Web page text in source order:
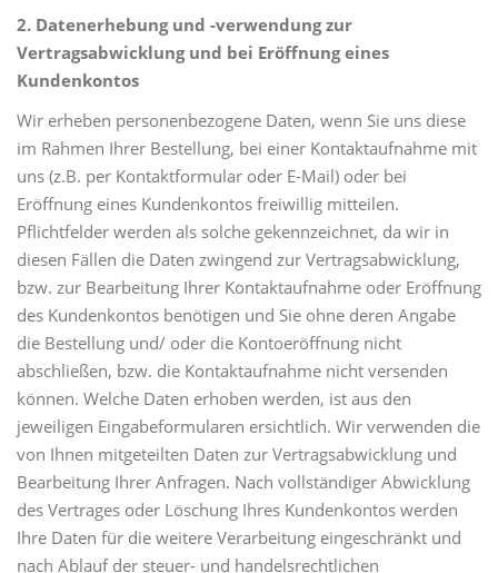
2. Datenerhebung und -verwendung zur
Vertragsabwicklung und bei Eröffnung eines
Kundenkontos
Wir erheben personenbezogene Daten, wenn Sie uns diese
im Rahmen Ihrer Bestellung, bei einer Kontaktaufnahme mit
uns (z.B. per Kontaktformular oder E-Mail) oder bei
Eröffnung eines Kundenkontos freiwillig mitteilen.
Pflichtfelder werden als solche gekennzeichnet, da wir in
diesen Fällen die Daten zwingend zur Vertragsabwicklung,
bzw. zur Bearbeitung Ihrer Kontaktaufnahme oder Eröffnung
des Kundenkontos benötigen und Sie ohne deren Angabe
die Bestellung und/ oder die Kontoeröffnung nicht
abschließen, bzw. die Kontaktaufnahme nicht versenden
können. Welche Daten erhoben werden, ist aus den
jeweiligen Eingabeformularen ersichtlich. Wir verwenden die
von Ihnen mitgeteilten Daten zur Vertragsabwicklung und
Bearbeitung Ihrer Anfragen. Nach vollständiger Abwicklung
des Vertrages oder Löschung Ihres Kundenkontos werden
Ihre Daten für die weitere Verarbeitung eingeschränkt und
nach Ablauf der steuer- und handelsrechtlichen